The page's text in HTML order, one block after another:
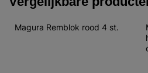
Magura Remblok rood 4 st.